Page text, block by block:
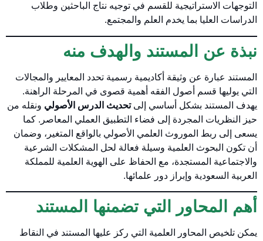
التوجهات الاستراتيجية للقسم في توجيه نتاج الباحثين وطلاب
الدراسات العليا بما يخدم العلم والمجتمع.
نبذة عن المستند والهدف منه
المستند عبارة عن وثيقة أكاديمية رسمية تحدد المعايير والمجالات
التي يوليها قسم أصول الفقه أهمية قصوى في المرحلة الراهنة.
يهدف المستند بشكل أساسي إلىتحديث الدرس الأصولي ونقله من
حيز النظريات المجردة إلى فضاء التطبيق العملي المعاصر . كما
يسعى إلى ربط الموروث العلمي الأصولي بالواقع المتغير، وضمان
أن تكون البحوث العلمية وسيلة فعالة لحل المشكلات الشرعية
والاجتماعية المستجدة، مع الحفاظ على الهوية العلمية للمملكة
العربية السعودية وإبراز دور علمائها.
أهم المحاور التي تضمنها المستند
يمكن تلخيص المحاور العلمية التي ركز عليها المستند في النقاط